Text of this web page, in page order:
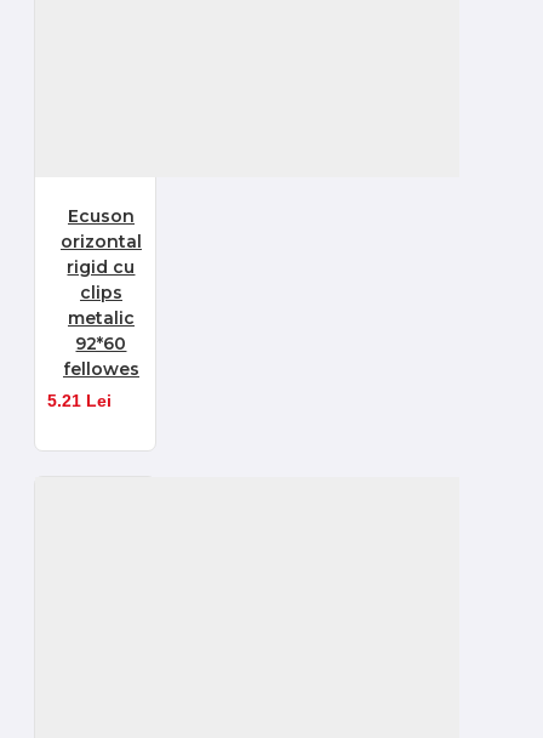
Ecuson
orizontal
rigid cu
clips
metalic
92*60
fellowes
5.21 Lei